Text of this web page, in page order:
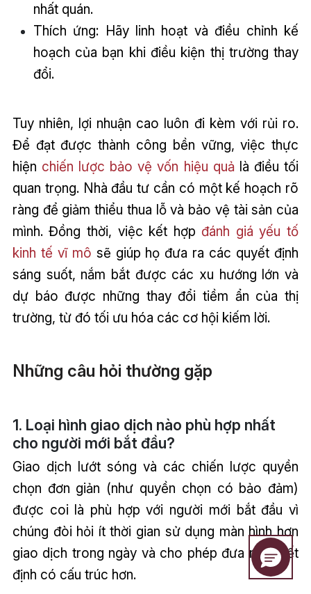
nhất quán.
Thích ứng: Hãy linh hoạt và điều chỉnh kế
hoạch của bạn khi điều kiện thị trường thay
đổi.
Tuy nhiên, lợi nhuận cao luôn đi kèm với rủi ro.
Để đạt được thành công bền vững, việc thực
hiện chiến lược bảo vệ vốn hiệu quảlà điều tối
quan trọng. Nhà đầu tư cần có một kế hoạch rõ
ràng để giảm thiểu thua lỗ và bảo vệ tài sản của
mình. Đồng thời, việc kết hợp đánh giá yếu tố
kinh tế vĩ mô sẽ giúp họ đưa ra các quyết định
sáng suốt, nắm bắt được các xu hướng lớn và
dự báo được những thay đổi tiềm ẩn của thị
trường, từ đó tối ưu hóa các cơ hội kiếm lời.
Những câu hỏi thường gặp
1. Loại hình giao dịch nào phù hợp nhất
cho người mới bắt đầu?
Giao dịch lướt sóng và các chiến lược quyền
chọn đơn giản (như quyền chọn có bảo đảm)
được coi là phù hợp với người mới bắt đầu vì
chúng đòi hỏi ít thời gian sử dụng màn hình hơn
giao dịch trong ngày và cho phép đưa ra quyết
định có cấu trúc hơn.